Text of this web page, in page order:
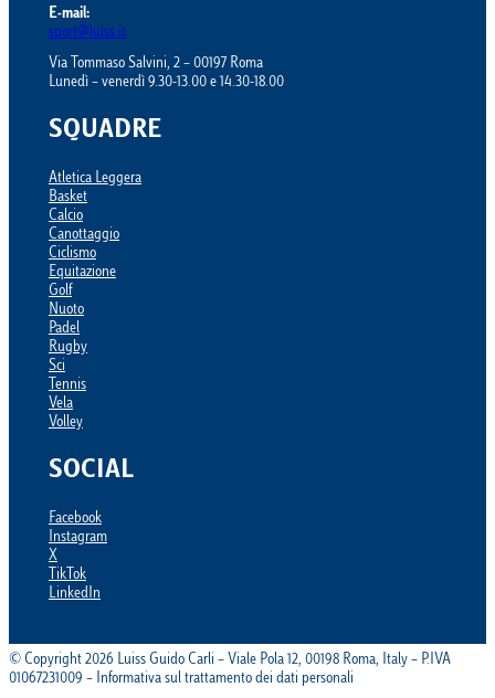
E-mail:
sport@luiss.it
Via Tommaso Salvini, 2 – 00197 Roma
Lunedì – venerdì 9.30-13.00 e 14.30-18.00
SQUADRE
Atletica Leggera
Basket
Calcio
Canottaggio
Ciclismo
Equitazione
Golf
Nuoto
Padel
Rugby
Sci
Tennis
Vela
Volley
SOCIAL
Facebook
Instagram
X
TikTok
LinkedIn
© Copyright 2026 Luiss Guido Carli – Viale Pola 12, 00198 Roma, Italy – P.IVA
01067231009 – Informativa sul trattamento dei dati personali